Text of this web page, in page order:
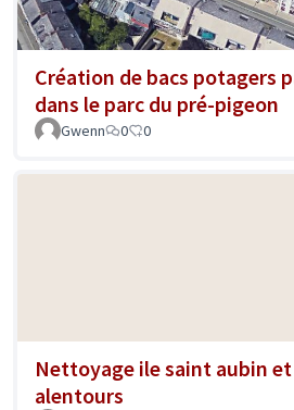
Création de bacs potagers
dans le parc du pré-pigeon
Gwenn 0 0
Nettoyage ile saint aubin et
alentours